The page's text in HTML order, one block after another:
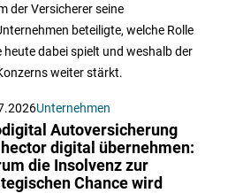
der Versicherer seine
beteiligte, welche Rolle
dabei spielt und weshalb der
weiter stärkt.
Unternehmen
Autoversicherung
digital übernehmen:
die Insolvenz zur
Chance wird